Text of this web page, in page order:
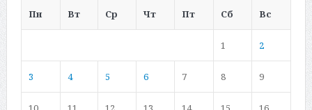
Пн
Вт Ср Чт Пт Сб Вс
1 2
3 4 5 6 7 8 9